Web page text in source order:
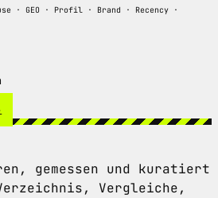
· GEO · Profil · Brand · Recency ·
gemessen und kuratiert
Vergleiche,